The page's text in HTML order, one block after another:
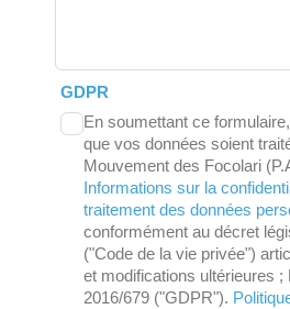
GDPR
En soumettant ce
que vos données soient
Mouvement des Focolari
Informations sur la
traitement des données
conformément au décret
("Code de la vie privée")
et modifications ultérieures ;
2016/679 ("GDPR").